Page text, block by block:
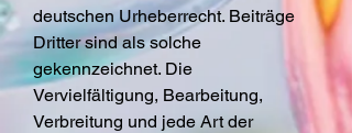
deutschen Urheberrecht. Beiträge
Dritter sind als solche
gekennzeichnet. Die
Vervielfältigung, Bearbeitung,
Verbreitung und jede Art der